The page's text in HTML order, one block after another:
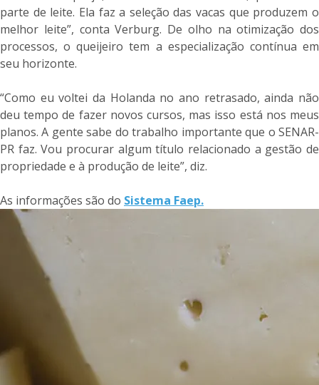
parte de leite. Ela faz a seleção das vacas que produzem o
melhor leite”, conta Verburg. De olho na otimização dos
processos, o queijeiro tem a especialização contínua em
seu horizonte.
“Como eu voltei da Holanda no ano retrasado, ainda não
deu tempo de fazer novos cursos, mas isso está nos meus
planos. A gente sabe do trabalho importante que o SENAR-
PR faz. Vou procurar algum título relacionado a gestão de
propriedade e à produção de leite”, diz.
As informações são do Sistema Faep.